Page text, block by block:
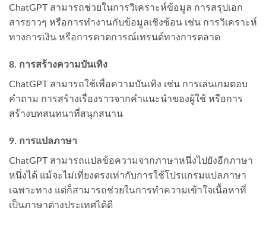
ChatGPT สามารถช่วยในการวิเคราะห์ข้อมูล การสรุปเอก
สารยาวๆ หรือการทำงานกับข้อมูลเชิงซ้อน เช่น การวิเคราะห์
ทางการเงิน หรือการคาดการณ์เทรนด์ทางการตลาด
8. การสร้างความบันเทิง
ChatGPT สามารถใช้เพื่อความบันเทิง เช่น การเล่นเกมตอบ
คำถาม การสร้างเรื่องราวจากคำแนะนำของผู้ใช้ หรือการ
สร้างบทสนทนาที่สนุกสนาน
9. การแปลภาษา
ChatGPT สามารถแปลข้อความจากภาษาหนึ่งไปยังอีกภาษา
หนึ่งได้ แม้จะไม่เที่ยงตรงเท่ากับการใช้โปรแกรมแปลภาษา
เฉพาะทาง แต่ก็สามารถช่วยในการทำความเข้าใจเนื้อหาที่
เป็นภาษาต่างประเทศได้ดี